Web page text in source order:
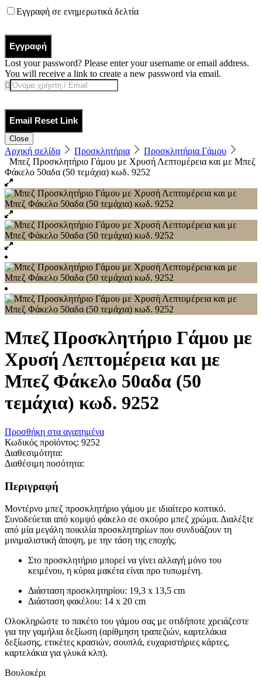
Εγγραφή σε ενημερωτικά δελτία
Εγγραφή
Lost your password? Please enter your username or email address.
You will receive a link to create a new password via email.
Email Reset Link
Close
Αρχική σελίδα Προσκλητήρια
Προσκλητήρια Γάμου
Μπεζ Προσκλητήριο Γάμου με Χρυσή Λεπτομέρεια και με Μπεζ
Φάκελο 50αδα (50 τεμάχια) κωδ. 9252
Μπεζ Προσκλητήριο Γάμου με
Χρυσή Λεπτομέρεια και με
Μπεζ Φάκελο 50αδα (50
τεμάχια) κωδ. 9252
Προσθήκη στα αγαπημένα
Κωδικός προϊόντος: 9252
Διαθεσιμότητα:
Διαθέσιμη ποσότητα:
Περιγραφή
Μοντέρνο μπεζ προσκλητήριο γάμου με ιδιαίτερο κοπτικό.
Συνοδεύεται από κομψό φάκελο σε σκούρο μπεζ χρώμα. Διαλέξτε
από μία μεγάλη ποικιλία προσκλητηρίων που συνδυάζουν τη
μινιμαλιστική άποψη, με την τάση της εποχής.
Στο προσκλητήριο μπορεί να γίνει αλλαγή μόνο του
κειμένου, η κύρια μακέτα είναι προ τυπωμένη.
Διάσταση προσκλητηρίου: 19,3 x 13,5 cm
Διάσταση φακέλου: 14 x 20 cm
Oλοκληρώστε το πακέτο του γάμου σας με οτιδήποτε χρειάζεστε
για την γαμήλια δεξίωση (αρίθμηση τραπεζιών, καρτελάκια
δεξίωσης, ετικέτες κρασιών, σουπλά, ευχαριστήριες κάρτες,
καρτελάκια για γλυκά κλπ).
Βουλοκέρι